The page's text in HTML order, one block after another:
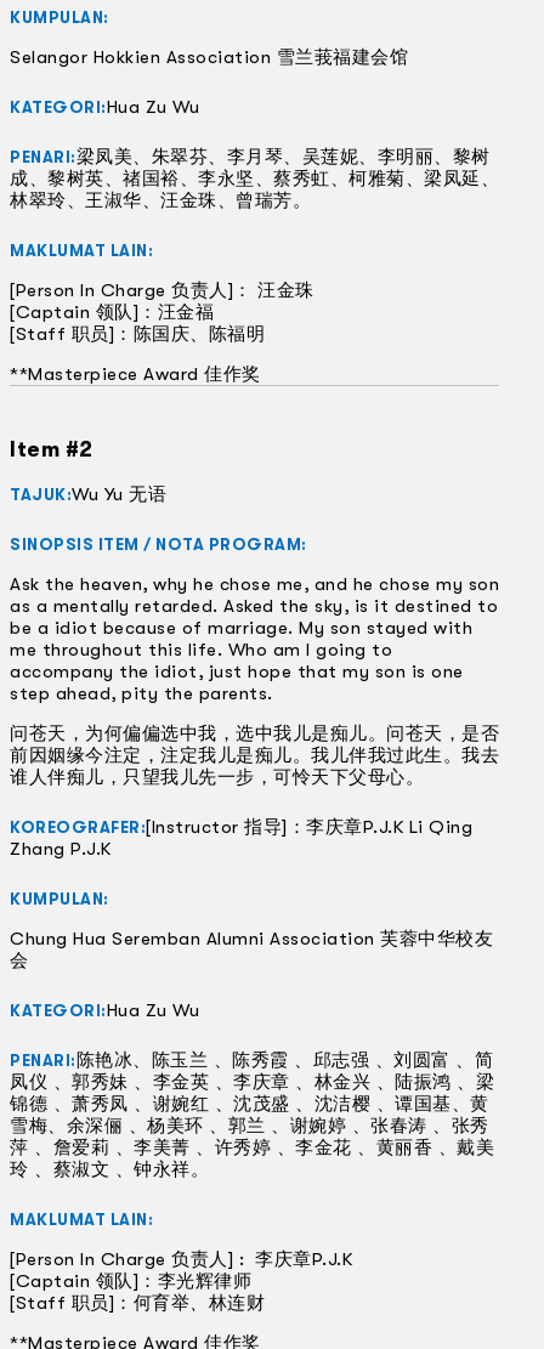
KUMPULAN:
Selangor Hokkien Association 雪兰莪福建会馆
KATEGORI:Hua Zu Wu
PENARI:梁凤美、朱翠芬、李月琴、吴莲妮、李明丽、黎树
成、黎树英、禇国裕、李永坚、蔡秀虹、柯雅菊、梁凤延、
林翠玲、王淑华、汪金珠、曾瑞芳。
MAKLUMAT LAIN:
[Person In Charge 负责人]： 汪金珠
[Captain 领队]：汪金福
[Staff 职员]：陈国庆、陈福明
**Masterpiece Award 佳作奖
Item #2
TAJUK:Wu Yu 无语
SINOPSIS ITEM / NOTA PROGRAM:
Ask the heaven, why he chose me, and he chose my son
as a mentally retarded. Asked the sky, is it destined to
be a idiot because of marriage. My son stayed with
me throughout this life. Who am I going to
accompany the idiot, just hope that my son is one
step ahead, pity the parents.
问苍天，为何偏偏选中我，选中我儿是痴儿。问苍天，是否
前因姻缘今注定，注定我儿是痴儿。我儿伴我过此生。我去
谁人伴痴儿，只望我儿先一步，可怜天下父母心。
KOREOGRAFER:[Instructor 指导]：李庆章P.J.K Li Qing
Zhang P.J.K
KUMPULAN:
Chung Hua Seremban Alumni Association 芙蓉中华校友
会
KATEGORI:Hua Zu Wu
PENARI: 陈艳冰、陈玉兰 、陈秀霞 、邱志强 、刘圆富 、简
凤仪 、郭秀妹 、李金英 、李庆章 、林金兴 、陆振鸿 、梁
锦德 、萧秀凤 、谢婉红 、沈茂盛 、沈洁樱 、谭国基、黄
雪梅、余深俪 、杨美环 、郭兰 、谢婉婷 、张春涛 、张秀
萍 、詹爱莉 、李美菁 、许秀婷 、李金花 、黄丽香 、戴美
玲 、蔡淑文 、钟永祥。
MAKLUMAT LAIN:
[Person In Charge 负责人] : 李庆章P.J.K
[Captain 领队]：李光辉律师
[Staff 职员]：何育举、 林连财
**Masterpiece Award 佳作奖